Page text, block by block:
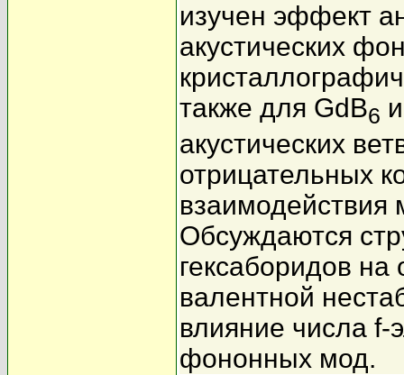
изучен эффект
акустических
также для GdB6
акустических
отрицательных
Обсуждаются
гексаборидов
валентной
влияние числа f-
фононных мод.